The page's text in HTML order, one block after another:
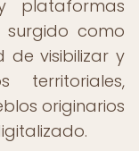
plataformas
surgido como
de visibilizar y
originarios